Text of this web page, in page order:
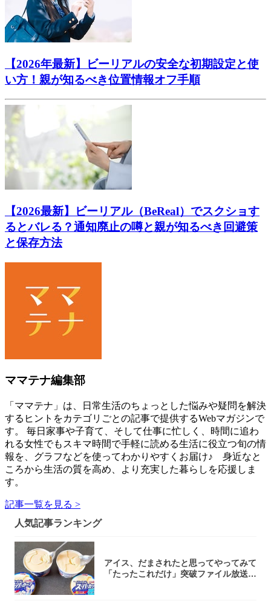
【2026年最新】ビーリアルの安全な初期設定と使
い方！親が知るべき位置情報オフ手順
【2026最新】ビーリアル（BeReal）でスクショす
るとバレる？通知廃止の噂と親が知るべき回避策
と保存方法
ママテナ編集部
「ママテナ」は、日常生活のちょっとした悩みや疑問を解決
するヒントをカテゴリごとの記事で提供するWebマガジンで
す。 毎日家事や子育て、そして仕事に忙しく、時間に追わ
れる女性でもスキマ時間で手軽に読める生活に役立つ旬の情
報を、グラフなどを使ってわかりやすくお届け♪ 身近なと
ころから生活の質を高め、より充実した暮らしを応援しま
す。
記事一覧を見る >
人気記事ランキング
アイス、だまされたと思ってやってみて
「たったこれだけ」突破ファイル放送で